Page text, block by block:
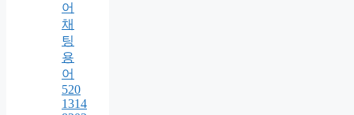
어
채
팅
용
어
520
1314